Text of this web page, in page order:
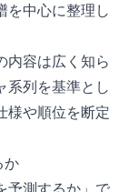
を中心に整理し
内容は広く知ら
系列を基準とし
様や順位を断定
か